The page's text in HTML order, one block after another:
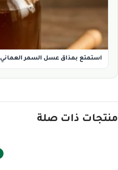
استمتع بمذاق عسل السمر العماني 1000 جرام
منتجات ذات صلة